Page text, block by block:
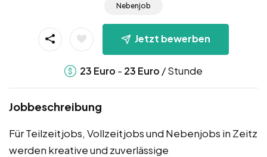
Nebenjob
Jetzt bewerben
23 Euro - 23 Euro / Stunde
Jobbeschreibung
Für Teilzeitjobs, Vollzeitjobs und Nebenjobs in Zeitz
werden kreative und zuverlässige